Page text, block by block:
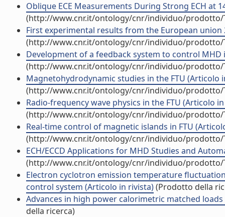
Oblique ECE Measurements During Strong ECH at
(http://www.cnr.it/ontology/cnr/individuo/prodotto/
First experimental results from the European
(http://www.cnr.it/ontology/cnr/individuo/prodotto/
Development of a feedback system to control
(http://www.cnr.it/ontology/cnr/individuo/prodotto/
Magnetohydrodynamic studies in the FTU (Articolo
(http://www.cnr.it/ontology/cnr/individuo/prodotto/
Radio-frequency wave physics in the FTU (Articolo
(http://www.cnr.it/ontology/cnr/individuo/prodotto/
Real-time control of magnetic islands in FTU
(http://www.cnr.it/ontology/cnr/individuo/prodotto/
ECH/ECCD Applications for MHD Studies and
(http://www.cnr.it/ontology/cnr/individuo/prodotto/
Electron cyclotron emission temperature
control system (Articolo in rivista)(Prodotto della
Advances in high power calorimetric matched
della ricerca)